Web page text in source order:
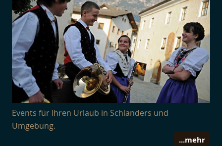
Events für Ihren Urlaub in Schlanders und
Umgebung.
...mehr